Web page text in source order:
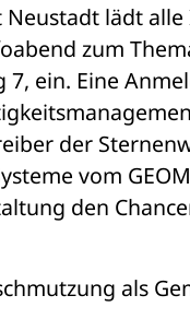
Neustadt lädt
zum
7, ein. Eine
der
vom
den
als